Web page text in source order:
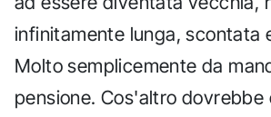
infinitamente lunga, scontata
Molto semplicemente da
pensione. Cos'altro